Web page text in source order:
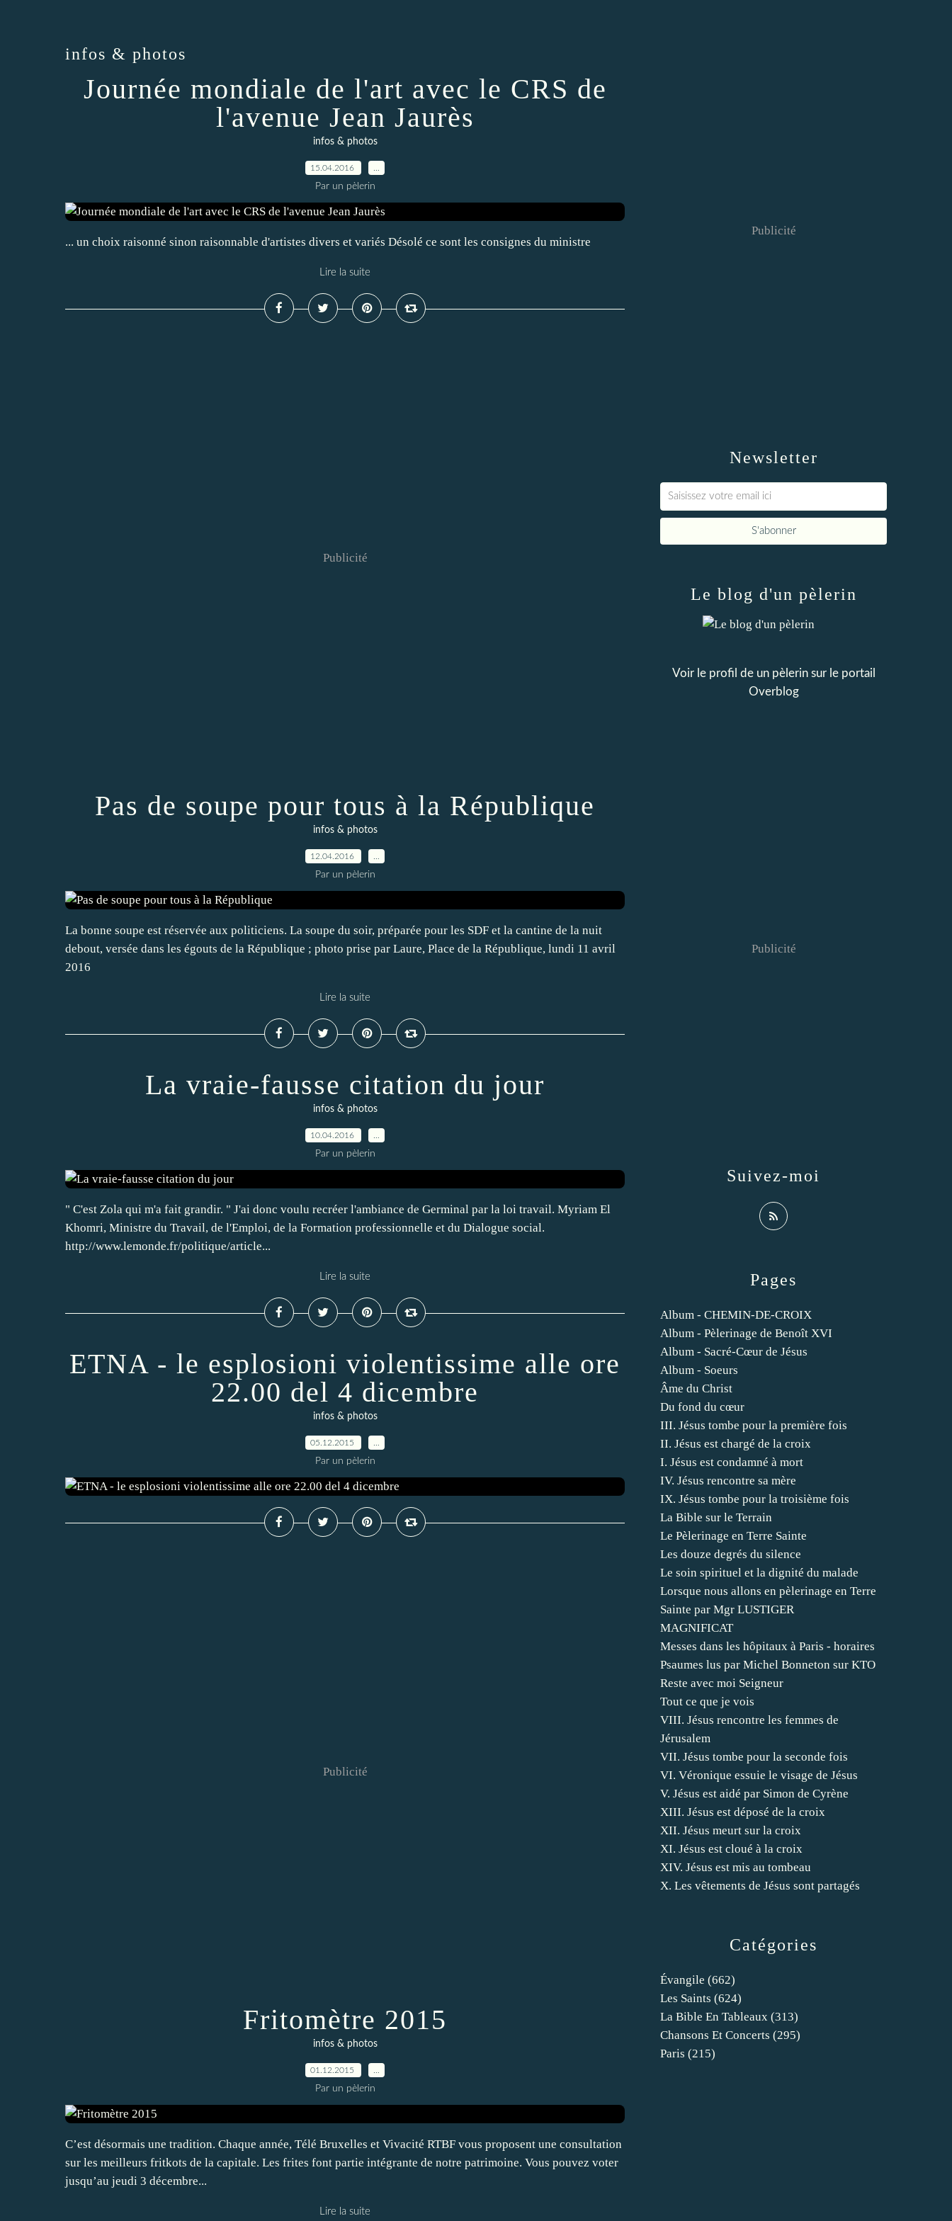
infos & photos
Journée mondiale de l'art avec le CRS de
l'avenue Jean Jaurès
infos & photos
15.04.2016
Par un pèlerin
... un choix raisonné sinon raisonnable d'artistes divers et variés Désolé ce sont les consignes du ministre
Lire la suite
Publicité
Pas de soupe pour tous à la République
infos & photos
12.04.2016
Par un pèlerin
La bonne soupe est réservée aux politiciens. La soupe du soir, préparée pour les SDF et la cantine de la nuit
debout, versée dans les égouts de la République ; photo prise par Laure, Place de la République, lundi 11 avril
2016
Lire la suite
La vraie-fausse citation du jour
infos & photos
10.04.2016
Par un pèlerin
" C'est Zola qui m'a fait grandir. " J'ai donc voulu recréer l'ambiance de Germinal par la loi travail. Myriam El
Khomri, Ministre du Travail, de l'Emploi, de la Formation professionnelle et du Dialogue social.
http://www.lemonde.fr/politique/article...
Lire la suite
ETNA - le esplosioni violentissime alle ore
22.00 del 4 dicembre
infos & photos
05.12.2015
Par un pèlerin
Publicité
Fritomètre 2015
infos & photos
01.12.2015
Par un pèlerin
C’est désormais une tradition. Chaque année, Télé Bruxelles et Vivacité RTBF vous proposent une consultation
sur les meilleurs fritkots de la capitale. Les frites font partie intégrante de notre patrimoine. Vous pouvez voter
jusqu’au jeudi 3 décembre...
Lire la suite
Newsletter
Publicité
Catégories
Évangile (662)
Les Saints (624)
La Bible En Tableaux (313)
Chansons Et Concerts (295)
Paris (215)
Pages
Album - CHEMIN-DE-CROIX
Album - Pèlerinage de Benoît XVI
Album - Sacré-Cœur de Jésus
Album - Soeurs
Âme du Christ
Du fond du cœur
III. Jésus tombe pour la première fois
II. Jésus est chargé de la croix
I. Jésus est condamné à mort
IV. Jésus rencontre sa mère
IX. Jésus tombe pour la troisième fois
La Bible sur le Terrain
Le Pèlerinage en Terre Sainte
Les douze degrés du silence
Le soin spirituel et la dignité du malade
Lorsque nous allons en pèlerinage en Terre
Sainte par Mgr LUSTIGER
MAGNIFICAT
Messes dans les hôpitaux à Paris - horaires
Psaumes lus par Michel Bonneton sur KTO
Reste avec moi Seigneur
Tout ce que je vois
VIII. Jésus rencontre les femmes de
Jérusalem
VII. Jésus tombe pour la seconde fois
VI. Véronique essuie le visage de Jésus
V. Jésus est aidé par Simon de Cyrène
XIII. Jésus est déposé de la croix
XII. Jésus meurt sur la croix
XI. Jésus est cloué à la croix
XIV. Jésus est mis au tombeau
X. Les vêtements de Jésus sont partagés
Le blog d'un pèlerin
Voir le profil de un pèlerinsur le portail
Overblog
Suivez-moi
Publicité